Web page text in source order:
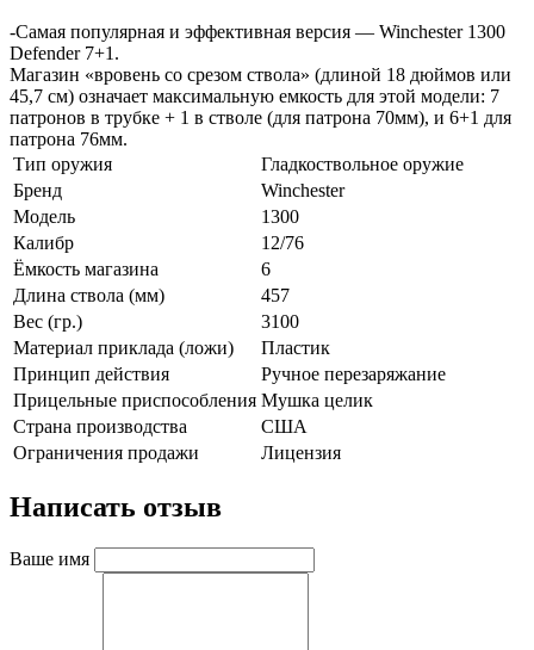
-Самая популярная и эффективная версия — Winchester 1300
Defender 7+1.
Магазин «вровень со срезом ствола» (длиной 18 дюймов или
45,7 см) означает максимальную емкость для этой модели: 7
патронов в трубке + 1 в стволе (для патрона 70мм), и 6+1 для
патрона 76мм.
Тип оружия
Гладкоствольное оружие
Бренд
Winchester
Модель
1300
Калибр
12/76
Ёмкость магазина
6
Длина ствола (мм)
457
Вес (гр.)
3100
Материал приклада (ложи)
Пластик
Принцип действия
Ручное перезаряжание
Прицельные приспособления Мушка целик
Страна производства
США
Ограничения продажи
Лицензия
Написать отзыв
Ваше имя